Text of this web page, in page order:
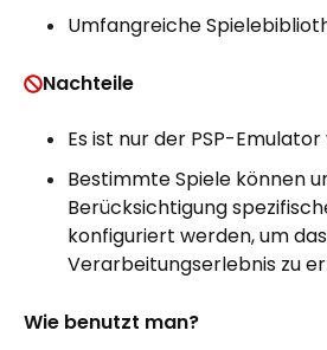
Umfangreiche
Nachteile
Es ist nur der PSP-
Bestimmte Spiele können
Berücksichtigung
konfiguriert werden, um
Verarbeitungserlebnis zu
Wie benutzt man?